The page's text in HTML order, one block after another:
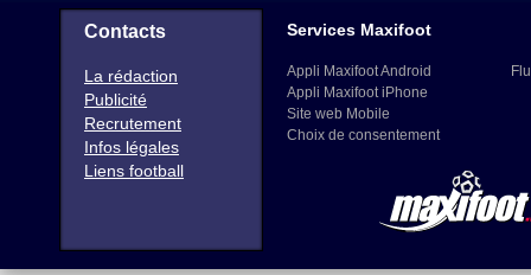
Contacts
La rédaction
Publicité
Recrutement
Infos légales
Liens football
Services Maxifoot
Appli Maxifoot Android
Appli Maxifoot iPhone
Site web Mobile
Choix de consentement